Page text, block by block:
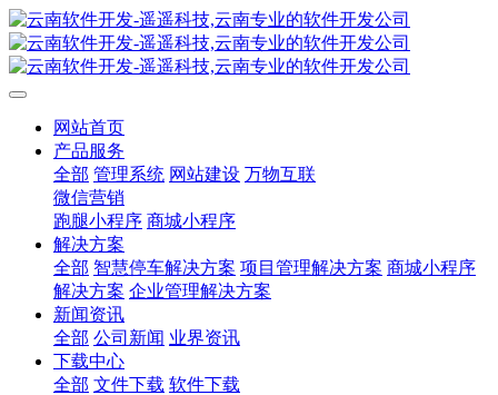
网站首页
产品服务
全部 管理系统 网站建设 万物互联
微信营销
跑腿小程序 商城小程序
解决方案
全部 智慧停车解决方案 项目管理解决方案 商城小程序
解决方案 企业管理解决方案
新闻资讯
全部 公司新闻 业界资讯
下载中心
全部 文件下载 软件下载